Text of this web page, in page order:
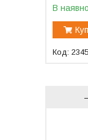
В